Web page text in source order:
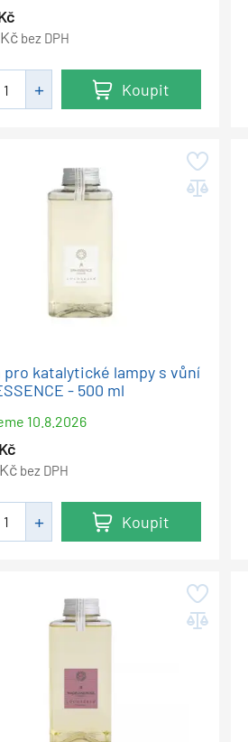
Kč bez DPH
Koupit
pro katalytické lampy s vůní
- 500 ml
10.8.2026
Kč
Kč bez DPH
Koupit